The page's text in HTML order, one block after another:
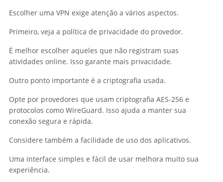
Escolher uma VPN exige atenção a vários aspectos.
Primeiro, veja a política de privacidade do provedor.
É melhor escolher aqueles que não registram suas
atividades online. Isso garante mais privacidade.
Outro ponto importante é a criptografia usada.
Opte por provedores que usam criptografia AES-256 e
protocolos como WireGuard. Isso ajuda a manter sua
conexão segura e rápida.
Considere também a facilidade de uso dos aplicativos.
Uma interface simples e fácil de usar melhora muito sua
experiência.